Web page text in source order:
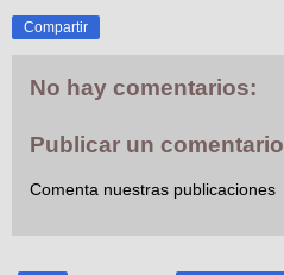
Compartir
No hay comentarios:
Publicar un comentario
Comenta nuestras publicaciones